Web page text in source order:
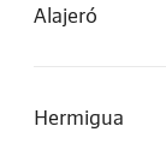
Alajeró
Hermigua